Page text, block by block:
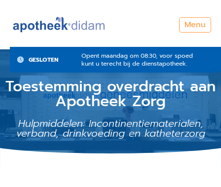
Menu
GESLOTEN
Opent maandag om 08:30, voor spoed
kunt u terecht bij de dienstapotheek.
Toestemming overdracht aan
Apotheek Zorg
Hulpmiddelen: Incontinentiematerialen,
verband, drinkvoeding en katheterzorg